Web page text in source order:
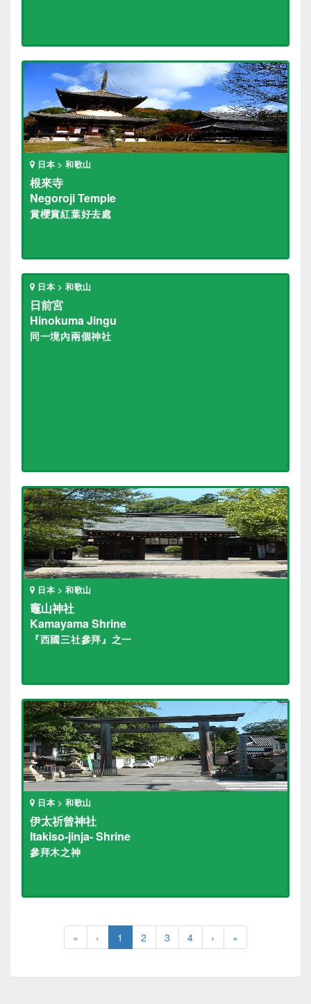
日本 > 和歌山
根來寺
Negoroji Temple
賞櫻賞紅葉好去處
日本 > 和歌山
日前宮
Hinokuma Jingu
同一境內兩個神社
日本 > 和歌山
竈山神社
Kamayama Shrine
『西國三社參拜』之一
日本 > 和歌山
伊太祈曾神社
Itakiso-jinja- Shrine
參拜木之神
« ‹ 1 2 3 4 › »